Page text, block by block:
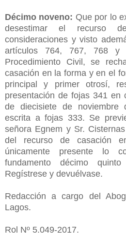
Décimo noveno: Que por lo
desestimar el recurso
consideraciones y visto
artículos 764, 767, 768 y
Procedimiento Civil, se
casación en la forma y en el
principal y primer otrosí,
presentación de fojas 341 en
de diecisiete de noviembre
escrita a fojas 333. Se
señora Egnem y Sr.
del recurso de casación
únicamente presente lo
fundamento décimo
Regístrese y devuélvase.
Redacción a cargo del
Lagos.
Rol Nº 5.049-2017.